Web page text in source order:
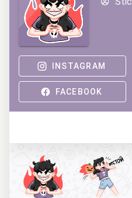
INSTAGRAM
FACEBOOK